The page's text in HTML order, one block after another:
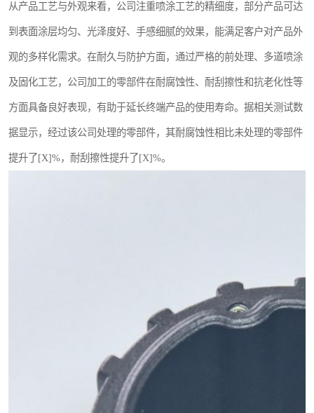
从产品工艺与外观来看，公司注重喷涂工艺的精细度，部分产品可达
到表面涂层均匀、光泽度好、手感细腻的效果，能满足客户对产品外
观的多样化需求。在耐久与防护方面，通过严格的前处理、多道喷涂
及固化工艺，公司加工的零部件在耐腐蚀性、耐刮擦性和抗老化性等
方面具备良好表现，有助于延长终端产品的使用寿命。据相关测试数
据显示，经过该公司处理的零部件，其耐腐蚀性相比未处理的零部件
提升了[X]%，耐刮擦性提升了[X]%。